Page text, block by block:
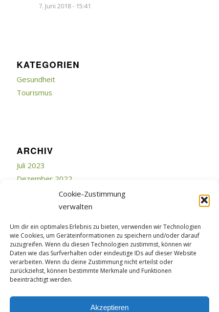
Cookie-Zustimmung
verwalten
Um dir ein optimales Erlebnis zu bieten, verwenden wir Technologien
wie Cookies, um Geräteinformationen zu speichern und/oder darauf
zuzugreifen. Wenn du diesen Technologien zustimmst, können wir
Daten wie das Surfverhalten oder eindeutige IDs auf dieser Website
verarbeiten. Wenn du deine Zustimmung nicht erteilst oder
zurückziehst, können bestimmte Merkmale und Funktionen
beeinträchtigt werden.
Akzeptieren
7. Juni 2018 - 15:41
KATEGORIEN
Gesundheit
Tourismus
ARCHIV
Juli 2023
Dezember 2022
März 2018
Februar 2018
September 2017
Juli 2017
April 2015
Februar 2015